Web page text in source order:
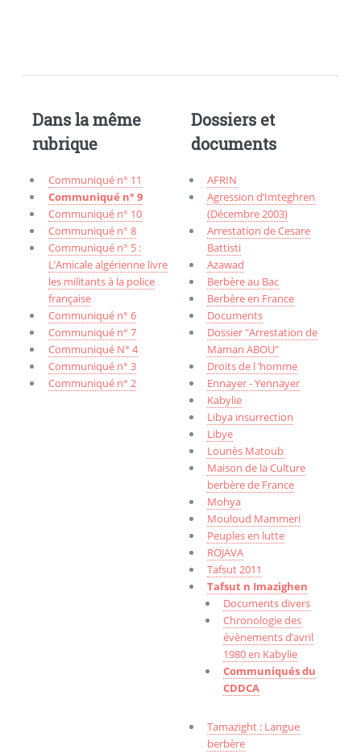
Dans la même
rubrique
Communiqué n° 11
Communiqué n° 9
Communiqué n° 10
Communiqué n° 8
Communiqué n° 5 :
L’Amicale algérienne livre
les militants à la police
française
Communiqué n° 6
Communiqué n° 7
Communiqué N° 4
Communiqué n° 3
Communiqué n° 2
Dossiers et
documents
AFRIN
Agression d’Imteghren
(Décembre 2003)
Arrestation de Cesare
Battisti
Azawad
Berbère au Bac
Berbère en France
Documents
Dossier "Arrestation de
Maman ABOU"
Droits de l ’homme
Ennayer - Yennayer
Kabylie
Libya insurrection
Libye
Lounès Matoub
Maison de la Culture
berbère de France
Mohya
Mouloud Mammeri
Peuples en lutte
ROJAVA
Tafsut 2011
Tafsut n Imazighen
Documents divers
Chronologie des
évènements d’avril
1980 en Kabylie
Communiqués du
CDDCA
Tamazight : Langue
berbère